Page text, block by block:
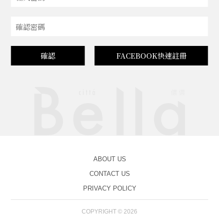
確認 FACEBOOK快速註冊
ABOUT US
CONTACT US
PRIVACY POLICY
COPYRIGHT © 2026